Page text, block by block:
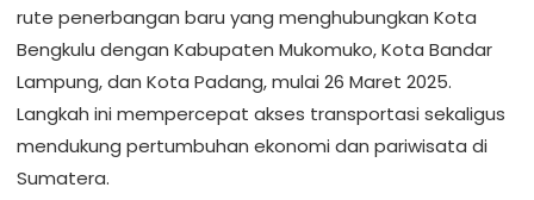
rute penerbangan baru yang menghubungkan Kota
Bengkulu dengan Kabupaten Mukomuko, Kota Bandar
Lampung, dan Kota Padang, mulai 26 Maret 2025.
Langkah ini mempercepat akses transportasi sekaligus
mendukung pertumbuhan ekonomi dan pariwisata di
Sumatera.